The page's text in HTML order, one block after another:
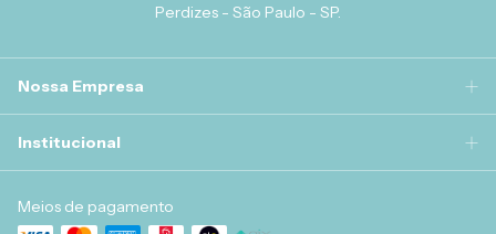
Perdizes - São Paulo - SP.
Nossa Empresa
Institucional
Meios de pagamento